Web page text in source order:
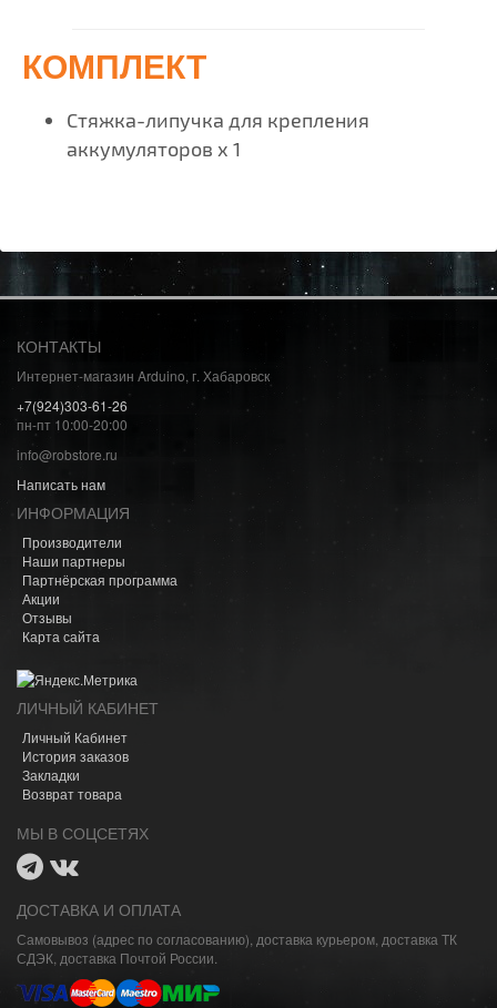
КОМПЛЕКТ
Стяжка-липучка для крепления
аккумуляторов х 1
КОНТАКТЫ
Интернет-магазин Arduino, г. Хабаровск
+7(924)303-61-26
пн-пт 10:00-20:00
info@robstore.ru
Написать нам
ИНФОРМАЦИЯ
Производители
Наши партнеры
Партнёрская программа
Акции
Отзывы
Карта сайта
ЛИЧНЫЙ КАБИНЕТ
Личный Кабинет
История заказов
Закладки
Возврат товара
МЫ В СОЦСЕТЯХ
ДОСТАВКА И ОПЛАТА
Самовывоз (адрес по согласованию), доставка курьером, доставка ТК
СДЭК, доставка Почтой России.